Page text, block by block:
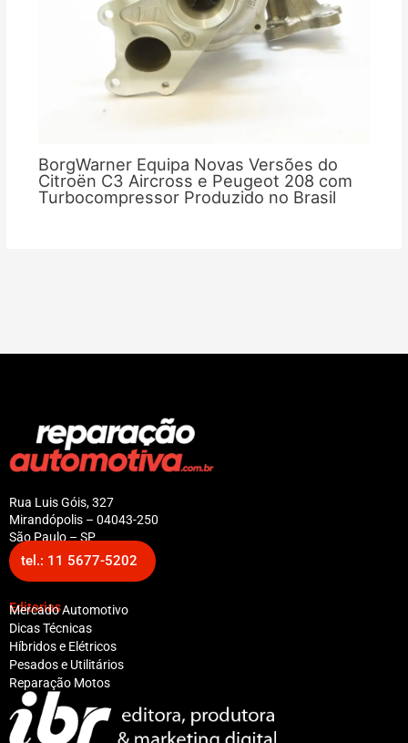
BorgWarner Equipa Novas Versões do
Citroën C3 Aircross e Peugeot 208 com
Turbocompressor Produzido no Brasil
Rua Luis Góis, 327
Mirandópolis – 04043-250
São Paulo – SP
tel.: 11 5677-5202
Editorias
Mercado Automotivo
Dicas Técnicas
Híbridos e Elétricos
Pesados e Utilitários
Reparação Motos